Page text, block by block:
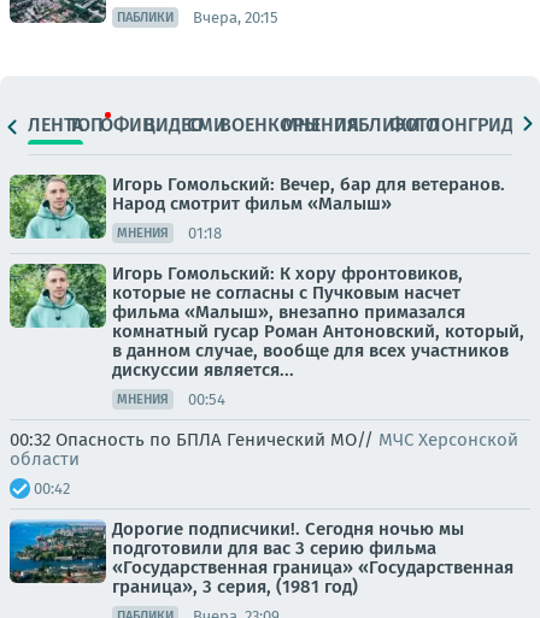
ПАБЛИКИ Вчера, 20:15
ЛЕНТАТОПОФИЦ.ВИДЕОСМИВОЕНКОРЫМНЕНИЯПАБЛИКИ
ФОТОЛОНГРИДЫ
Игорь Гомольский: Вечер, бар для ветеранов.
Народ смотрит фильм «Малыш»
МНЕНИЯ 01:18
Игорь Гомольский: К хору фронтовиков,
которые не согласны с Пучковым насчет
фильма «Малыш», внезапно примазался
комнатный гусар Роман Антоновский, который,
в данном случае, вообще для всех участников
дискуссии является...
МНЕНИЯ 00:54
00:32 Опасность по БПЛА Генический МО// МЧС Херсонской
области
00:42
Дорогие подписчики!. Сегодня ночью мы
подготовили для вас 3 серию фильма
«Государственная граница» «Государственная
граница», 3 серия, (1981 год)